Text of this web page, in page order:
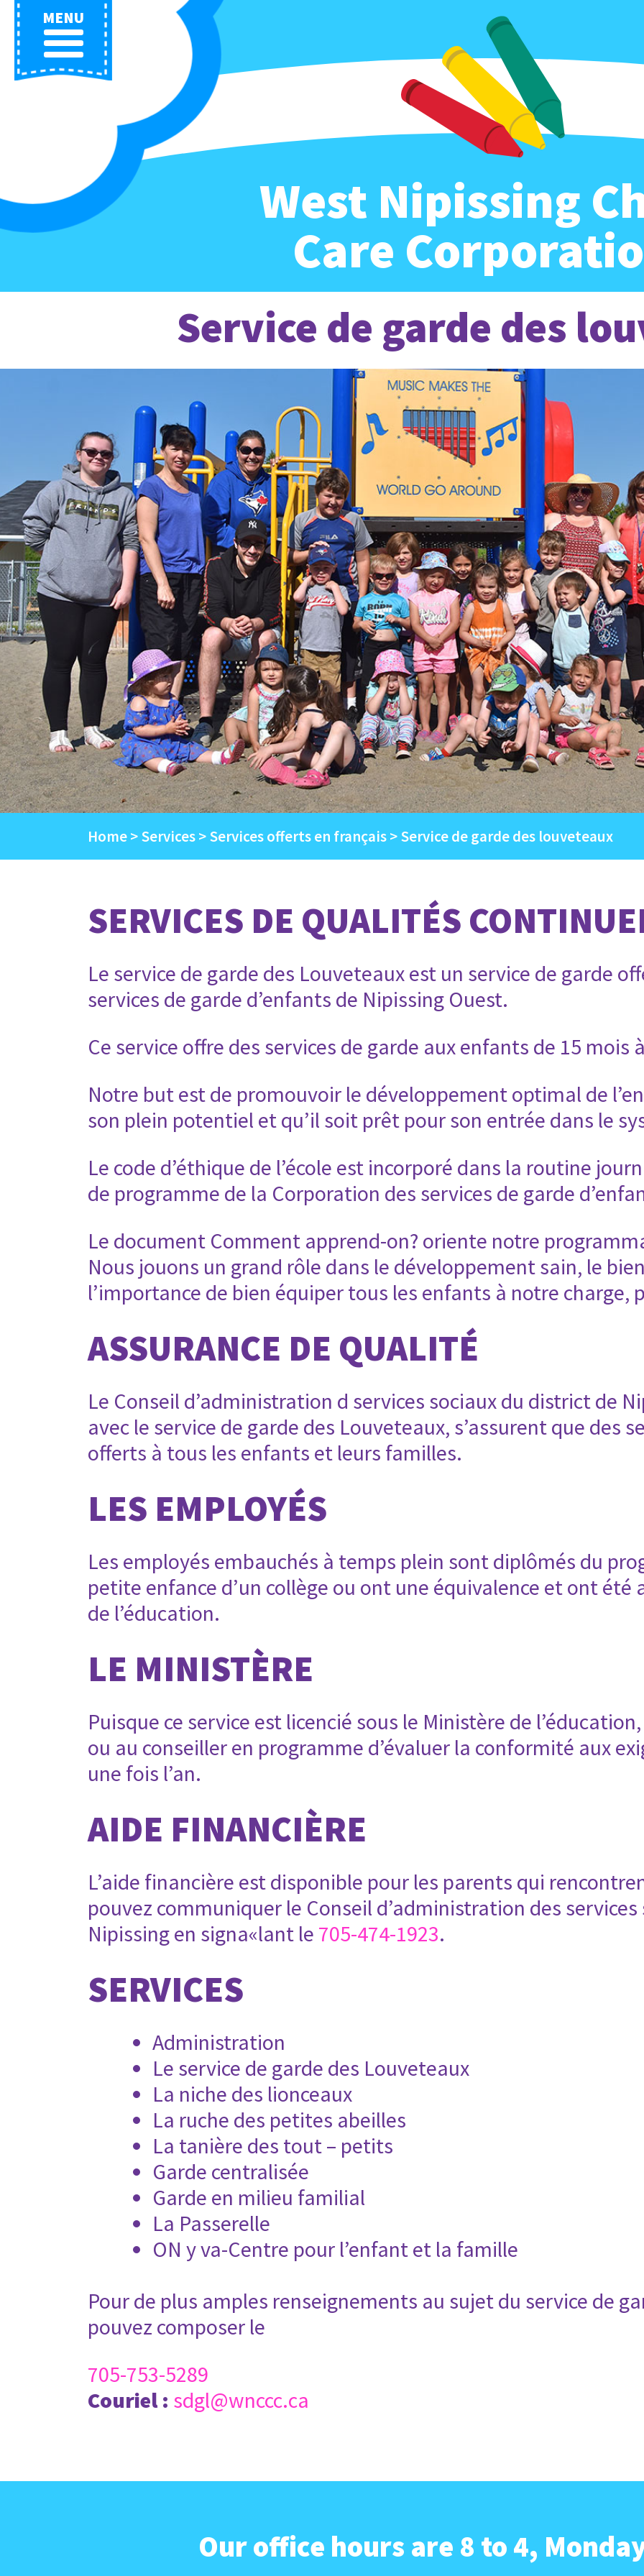
MENU
West Nipissing
Care
Service de garde des
Home Services Services offerts en français Service de garde des louveteaux
SERVICES DE QUALITÉS
Le service de garde des Louveteaux est un service de garde
services de garde d’enfants de Nipissing Ouest.
Ce service offre des services de garde aux enfants de 15 mois
Notre but est de promouvoir le développement optimal de
son plein potentiel et qu’il soit prêt pour son entrée dans le
Le code d’éthique de l’école est incorporé dans la routine
de programme de la Corporation des services de garde
Le document Comment apprend-on? oriente notre
Nous jouons un grand rôle dans le développement sain, le
l’importance de bien équiper tous les enfants à notre charge,
ASSURANCE DE QUALITÉ
Le Conseil d’administration d services sociaux du district de
avec le service de garde des Louveteaux, s’assurent que des
offerts à tous les enfants et leurs familles.
LES EMPLOYÉS
Les employés embauchés à temps plein sont diplômés du
petite enfance d’un collège ou ont une équivalence et ont été
de l’éducation.
LE MINISTÈRE
Puisque ce service est licencié sous le Ministère de
ou au conseiller en programme d’évaluer la conformité aux
une fois l’an.
AIDE FINANCIÈRE
L’aide financière est disponible pour les parents qui
pouvez communiquer le Conseil d’administration des
Nipissing en signa«lant le 705-474-1923.
SERVICES
Administration
Le service de garde des Louveteaux
La niche des lionceaux
La ruche des petites abeilles
La tanière des tout – petits
Garde centralisée
Garde en milieu familial
La Passerelle
ON y va-Centre pour l’enfant et la famille
Pour de plus amples renseignements au sujet du service de
pouvez composer le
705-753-5289
Couriel : sdgl@wnccc.ca
Our office hours are 8 to 4,